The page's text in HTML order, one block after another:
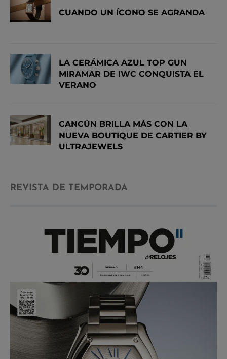
CUANDO UN ÍCONO SE AGRANDA
LA CERÁMICA AZUL TOP GUN
MIRAMAR DE IWC CONQUISTA EL
VERANO
CANCÚN BRILLA MÁS CON LA
NUEVA BOUTIQUE DE CARTIER BY
ULTRAJEWELS
REVISTA DE TEMPORADA